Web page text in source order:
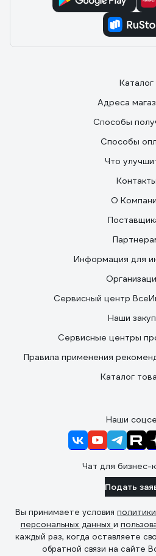
Каталог
Адреса
Способы
Способы
Что
Контакты
О
Информация для
Сервисный центр
Наши
Сервисные центры
Правила применения
Каталог
Наши
Чат для бизнес-
Подать
Вы принимаете условия
персональных данных и
каждый раз, когда оставляете
обратной связи на сайте